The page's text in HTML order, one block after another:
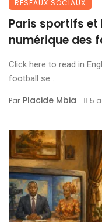
RÉSEAUX SOCIAUX
Paris sportifs et
numérique des
Click here to read in
football se ...
Par Placide Mbia 5